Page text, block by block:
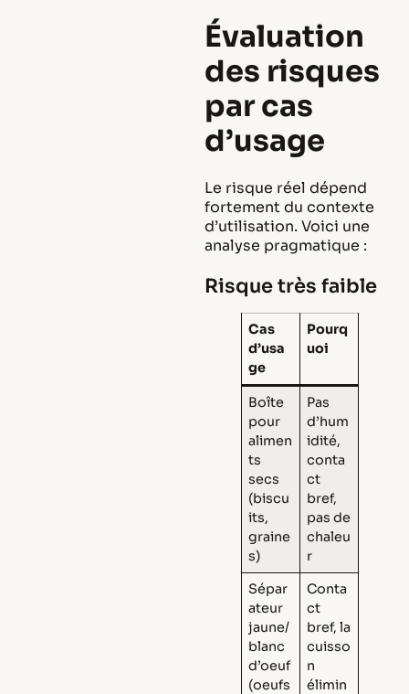
Évaluation
des risques
par cas
d’usage
Le risque réel dépend
fortement du contexte
d’utilisation. Voici une
analyse pragmatique :
Risque très faible
Cas
d’usa
ge
Pourq
uoi
Boîte
pour
alimen
ts
secs
(biscu
its,
graine
s)
Pas
d’hum
idité,
conta
ct
bref,
pas de
chaleu
r
Sépar
ateur
jaune/
blanc
d’oeuf
(oeufs
Conta
ct
bref, la
cuisso
n
élimin